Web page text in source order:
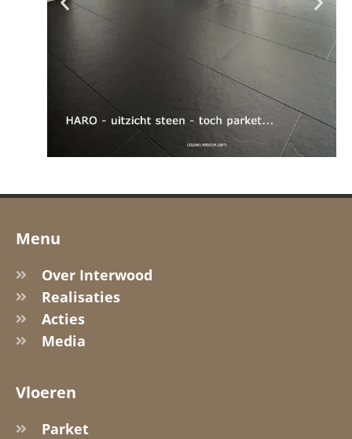
Menu
Over Interwood
Realisaties
Acties
Media
Vloeren
Parket